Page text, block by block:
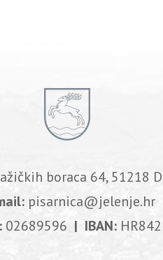
boraca 64, 51218
pisarnica@jelenje.hr|
02689596 | IBAN: